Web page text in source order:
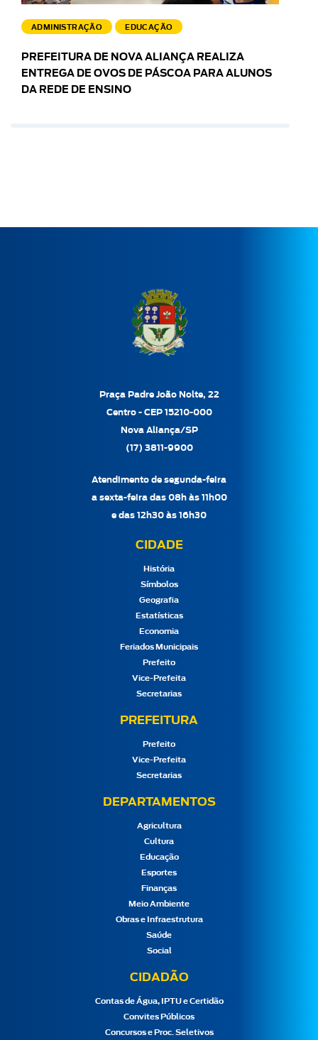
ADMINISTRAÇÃO EDUCAÇÃO
PREFEITURA DE NOVA ALIANÇA REALIZA
ENTREGA DE OVOS DE PÁSCOA PARA ALUNOS
DA REDE DE ENSINO
Praça Padre João Nolte, 22
Centro - CEP 15210-000
Nova Aliança/SP
(17) 3811-9900
Atendimento de segunda-feira
a sexta-feira das 08h às 11h00
e das 12h30 às 16h30
CIDADE
História
Símbolos
Geografia
Estatísticas
Economia
Feriados Municipais
Prefeito
Vice-Prefeita
Secretarias
PREFEITURA
Prefeito
Vice-Prefeita
Secretarias
DEPARTAMENTOS
Agricultura
Cultura
Educação
Esportes
Finanças
Meio Ambiente
Obras e Infraestrutura
Saúde
Social
CIDADÃO
Contas de Água, IPTU e Certidão
Convites Públicos
Concursos e Proc. Seletivos